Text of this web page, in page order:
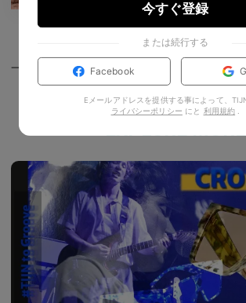
EXPLORE MORE
今すぐ登録
または続行する
Facebook
Eメールアドレスを提供する事によって、
ライバシーポリシー にと 利用規約